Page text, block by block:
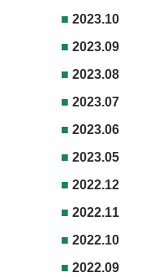
2023.10
2023.09
2023.08
2023.07
2023.06
2023.05
2022.12
2022.11
2022.10
2022.09